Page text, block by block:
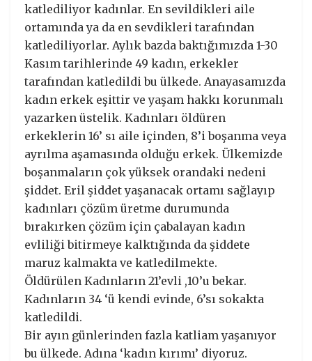
katlediliyor kadınlar. En sevildikleri aile
ortamında ya da en sevdikleri tarafından
katlediliyorlar. Aylık bazda baktığımızda 1-30
Kasım tarihlerinde 49 kadın, erkekler
tarafından katledildi bu ülkede. Anayasamızda
kadın erkek eşittir ve yaşam hakkı korunmalı
yazarken üstelik. Kadınları öldüren
erkeklerin 16’ sı aile içinden, 8’i boşanma veya
ayrılma aşamasında olduğu erkek. Ülkemizde
boşanmaların çok yüksek orandaki nedeni
şiddet. Eril şiddet yaşanacak ortamı sağlayıp
kadınları çözüm üretme durumunda
bırakırken çözüm için çabalayan kadın
evliliği bitirmeye kalktığında da şiddete
maruz kalmakta ve katledilmekte.
Öldürülen Kadınların 21’evli ,10’u bekar.
Kadınların 34 ‘ü kendi evinde, 6’sı sokakta
katledildi.
Bir ayın günlerinden fazla katliam yaşanıyor
bu ülkede. Adına ‘kadın kırımı’ diyoruz.